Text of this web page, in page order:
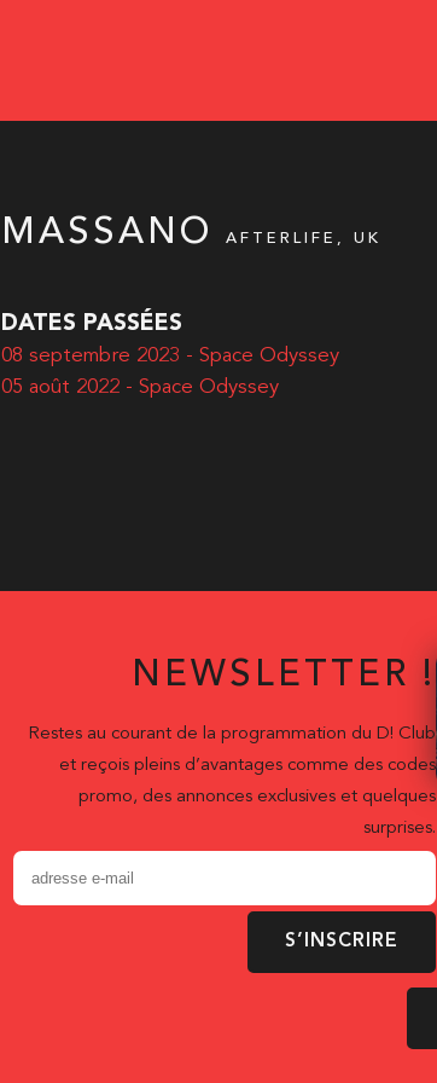
MASSANO AFTERLIFE, UK
DATES PASSÉES
08 septembre 2023 - Space Odyssey
05 août 2022 - Space Odyssey
NEWSLETTER !
Restes au courant de la programmation du D! Club
et reçois pleins d’avantages comme des codes
promo, des annonces exclusives et quelques
surprises.
S’INSCRIRE